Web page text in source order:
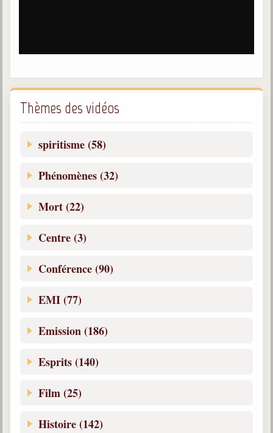
Vidéoscope
Filmothèque
Les Illustrés
Belgique, Lux. et Canada
Fédérations spirites
Thèmes des vidéos
spiritisme (58)
Phénomènes (32)
Mort (22)
Centre (3)
Conférence (90)
EMI (77)
Emission (186)
Esprits (140)
Film (25)
Histoire (142)